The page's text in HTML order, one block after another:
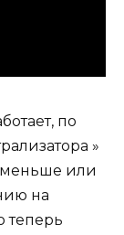
по
»
меньше или
на
теперь